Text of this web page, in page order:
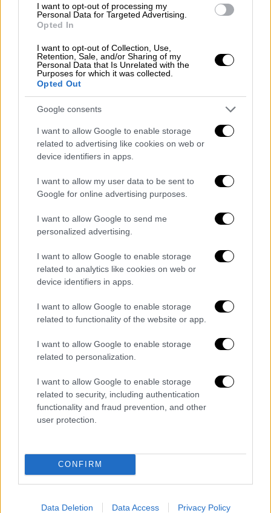
I want to opt-out of processing my
Personal Data for Targeted Advertising.
Opted In
I want to opt-out of Collection, Use,
Retention, Sale, and/or Sharing of my
Personal Data that Is Unrelated with the
Purposes for which it was collected.
Opted Out
Google consents
I want to allow Google to enable storage
related to advertising like cookies on web or
device identifiers in apps.
I want to allow my user data to be sent to
Google for online advertising purposes.
I want to allow Google to send me
personalized advertising.
I want to allow Google to enable storage
related to analytics like cookies on web or
device identifiers in apps.
I want to allow Google to enable storage
related to functionality of the website or app.
I want to allow Google to enable storage
related to personalization.
I want to allow Google to enable storage
related to security, including authentication
functionality and fraud prevention, and other
user protection.
CONFIRM
Data Deletion Data Access Privacy Policy
Ο Ματάν Ζανγκάουκεραπήχθη στις 7
Οκτωβρίου
200 άλλα άτομα κατά τη διάρκεια της
επίθεσης τηςΧαμάςστο νότιο Ισραήλ.
«Αν ο Νετανιάχου επιλέξει να
καταλάβει τη Λωρίδα της Γάζας, αυτό
θα ισοδυναμεί με την εκτέλεση των
ομήρων»
«Αν ο Νετανιάχου επιλέξει να καταλάβει τη
Λωρίδα της Γάζας αντί να αποδεχτεί την
ισοδυναμεί με τηνεκτέλεση των ομήρων μας
και των αγαπημένων μας
πρόσθεσε η Ζανγκάουκερ μιλώντας σε
δημοσιογράφους έξω από το υπουργείο
Άμυνας.
Όχι μακριά από το υπουργείο,χιλιάδες
διαδηλωτέςαπαίτησαν την απελευθέρωση
των ομήρων και τον τερματισμό του
πολέμου στη Γάζα.
Η Χαμάς ανακοίνωσε πρόσφατα ότι
αποδέχτηκε πρότασηαπό τους μεσολαβητές
για 60ήμερη εκεχειρία με την απελευθέρωση
Ωστόσο,το Ισραήλ δεν έχει απαντήσει
επίσημακαι η κυβέρνηση διέταξε τον
στρατό να προετοιμαστεί για μια μεγάλη
επίθεση στην πόλη της Γάζας με δηλωμένο